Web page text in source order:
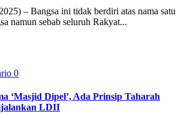
– Bangsa ini tidak berdiri atas nama satu
namun sebab seluruh Rakyat...
0
‘Masjid Dipel’, Ada Prinsip Taharah
LDII